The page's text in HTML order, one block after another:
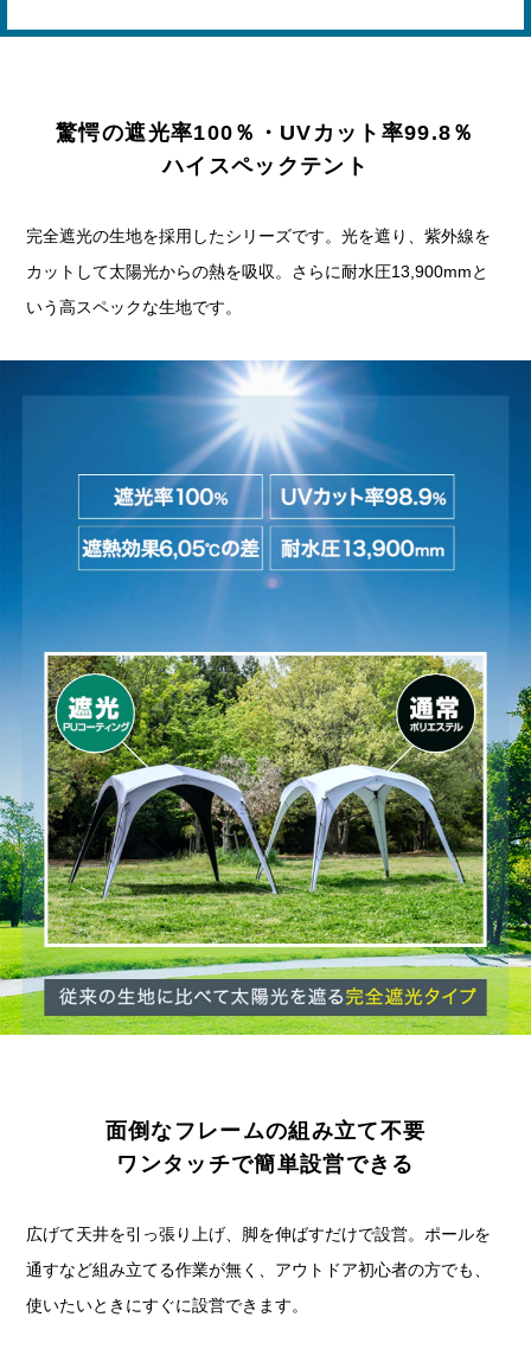
驚愕の遮光率100％・UVカット率99.8％
ハイスペックテント
完全遮光の生地を採用したシリーズです。光を遮り、紫外線を
カットして太陽光からの熱を吸収。さらに耐水圧13,900mmと
いう高スペックな生地です。
面倒なフレームの組み立て不要
ワンタッチで簡単設営できる
広げて天井を引っ張り上げ、脚を伸ばすだけで設営。ポールを
通すなど組み立てる作業が無く、アウトドア初心者の方でも、
使いたいときにすぐに設営できます。